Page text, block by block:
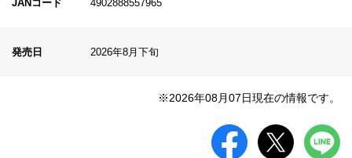
JANコード 4902888557965
発売日 2026年8月下旬
※2026年08月07日現在の情報です。